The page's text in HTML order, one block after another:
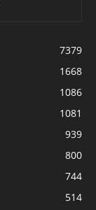
7379
1668
1086
1081
939
800
744
514